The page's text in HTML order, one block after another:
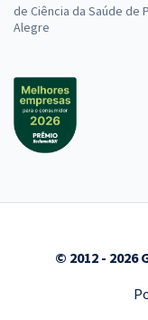
de Ciência da Saúde de
Alegre
© 2012 - 2026